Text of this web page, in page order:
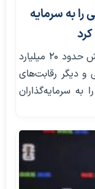
جهانی را به سرمایه
جیانی اینفانتینو می‌خواست شرکتی با ارزش حدود ۲۰ میلیارد
و دیگر رقابت‌های
و تا ۲۰ درصد آن را به سرمایه‌گذاران